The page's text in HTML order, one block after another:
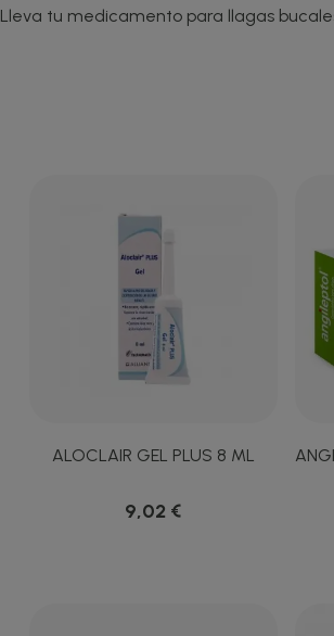
Lleva tu medicamento para llagas
ALOCLAIR GEL PLUS 8 ML
9,02 €